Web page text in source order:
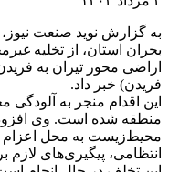
به گزارش نوید صنعت
بحران استان، از تخلیه
اراضی محور تیران به
فریدن) خبر داد.
این اقدام منجر به
منطقه شده است. وی
محیط‌زیست به محل اعزام
انتظامی، پیگیری‌های لازم